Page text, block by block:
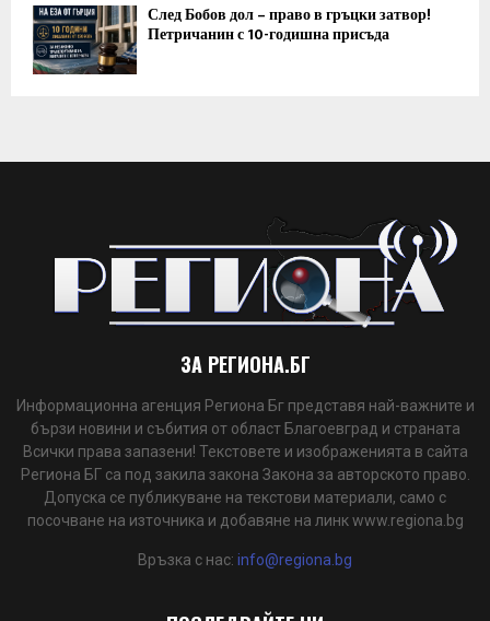
След Бобов дол – право в гръцки затвор!
Петричанин с 10-годишна присъда
ЗА РЕГИОНА.БГ
Информационна агенция Региона Бг представя най-важните и
бързи новини и събития от област Благоевград и страната
Всички права запазени! Текстовете и изображенията в сайта
Региона БГ са под закила закона Закона за авторското право.
Допуска се публикуване на текстови материали, само с
посочване на източника и добавяне на линк www.regiona.bg
Връзка с нас: info@regiona.bg